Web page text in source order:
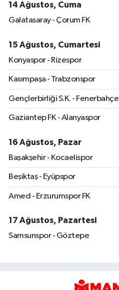
14 Ağustos, Cuma
Galatasaray - Çorum FK
15 Ağustos, Cumartesi
Konyaspor - Rizespor
Kasımpaşa - Trabzonspor
Gençlerbirliği S.K. - Fenerbahçe
Gaziantep FK - Alanyaspor
16 Ağustos, Pazar
Başakşehir - Kocaelispor
Beşiktaş - Eyüpspor
Amed - Erzurumspor FK
17 Ağustos, Pazartesi
Samsunspor - Göztepe